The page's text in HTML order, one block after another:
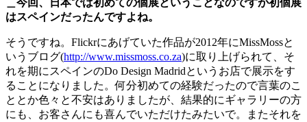
＿今回、日本では初めての個展ということなのですが初個展
はスペインだったんですよね。
そうですね。Flickrにあげていた作品が2012年にMissMossと
いうブログ(http://www.missmoss.co.za)に取り上げられて、そ
れを期にスペインのDo Design Madridというお店で展示をす
ることになりました。何分初めての経験だったので言葉のこ
ととか色々と不安はありましたが、結果的にギャラリーの方
にも、お客さんにも喜んでいただけたみたいで。またそれを